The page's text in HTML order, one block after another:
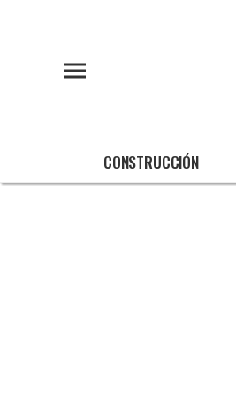
CONSTRUCCIÓN